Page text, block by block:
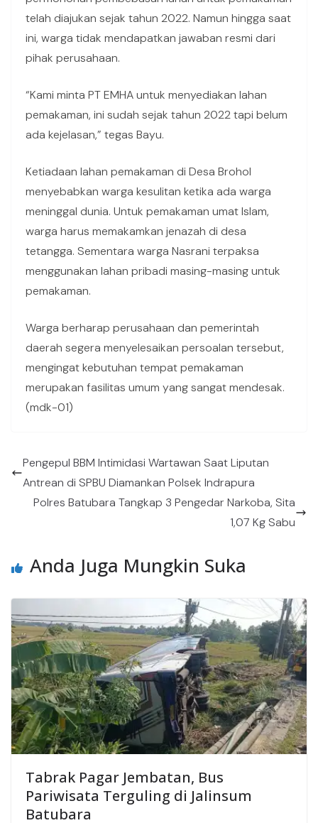
telah diajukan sejak tahun 2022. Namun hingga saat
ini, warga tidak mendapatkan jawaban resmi dari
pihak perusahaan.
“Kami minta PT EMHA untuk menyediakan lahan
pemakaman, ini sudah sejak tahun 2022 tapi belum
ada kejelasan,” tegas Bayu.
Ketiadaan lahan pemakaman di Desa Brohol
menyebabkan warga kesulitan ketika ada warga
meninggal dunia. Untuk pemakaman umat Islam,
warga harus memakamkan jenazah di desa
tetangga. Sementara warga Nasrani terpaksa
menggunakan lahan pribadi masing-masing untuk
pemakaman.
Warga berharap perusahaan dan pemerintah
daerah segera menyelesaikan persoalan tersebut,
mengingat kebutuhan tempat pemakaman
merupakan fasilitas umum yang sangat mendesak.
(mdk-01)
Pengepul BBM Intimidasi Wartawan Saat Liputan
Antrean di SPBU Diamankan Polsek Indrapura
Polres Batubara Tangkap 3 Pengedar Narkoba, Sita
1,07 Kg Sabu
Anda Juga Mungkin Suka
Tabrak Pagar Jembatan, Bus
Pariwisata Terguling di Jalinsum
Batubara